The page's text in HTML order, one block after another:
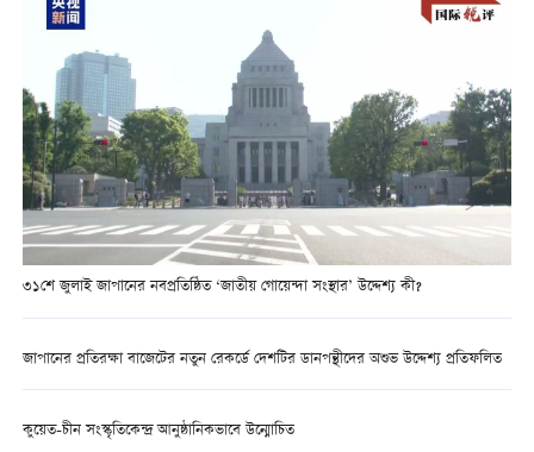
৩১শে জুলাই জাপানের নবপ্রতিষ্ঠিত ‘জাতীয় গোয়েন্দা সংস্থার’ উদ্দেশ্য কী?
জাপানের প্রতিরক্ষা বাজেটের নতুন রেকর্ডে দেশটির ডানপন্থীদের অশুভ উদ্দেশ্য প্রতিফলিত
কুয়েত-চীন সংস্কৃতিকেন্দ্র আনুষ্ঠানিকভাবে উন্মোচিত